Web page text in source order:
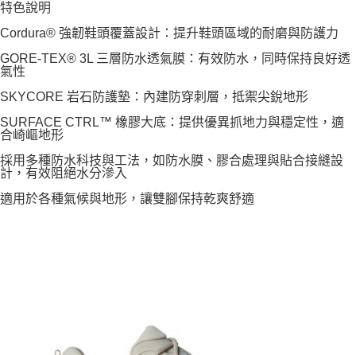
特色說明
Cordura® 強韌鞋頭覆蓋設計：提升鞋頭區域的耐磨與防護力
GORE-TEX® 3L 三層防水透氣膜：有效防水，同時保持良好透
氣性
SKYCORE 岩石防護墊：內建防穿刺層，抵禦尖銳地形
SURFACE CTRL™ 橡膠大底：提供優異抓地力與穩定性，適
合崎嶇地形
採用多種防水科技與工法，如防水膜、膠合處理與貼合接縫設
計，有效阻絕水分滲入
適用於各種氣候與地形，讓雙腳保持乾爽舒適